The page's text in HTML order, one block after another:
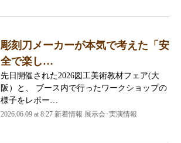
彫刻刀メーカーが本気で考えた「安
全で楽し…
先日開催された2026図工美術教材フェア(大
阪）と、 ブース内で行ったワークショップの
様子をレポー…
2026.06.09 at 8:27 新着情報 展示会･実演情報